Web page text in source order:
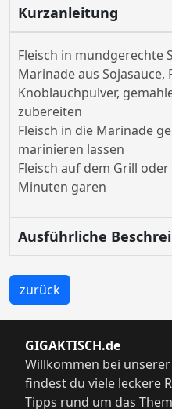
Kurzanleitung
Fleisch in mundgerechte
Marinade aus Sojasauce,
Knoblauchpulver,
zubereiten
Fleisch in die Marinade
marinieren lassen
Fleisch auf dem Grill
Minuten garen
Ausführliche
zurück
GIGAKTISCH.de
Willkommen bei
findest du viele leckere
Tipps rund um das